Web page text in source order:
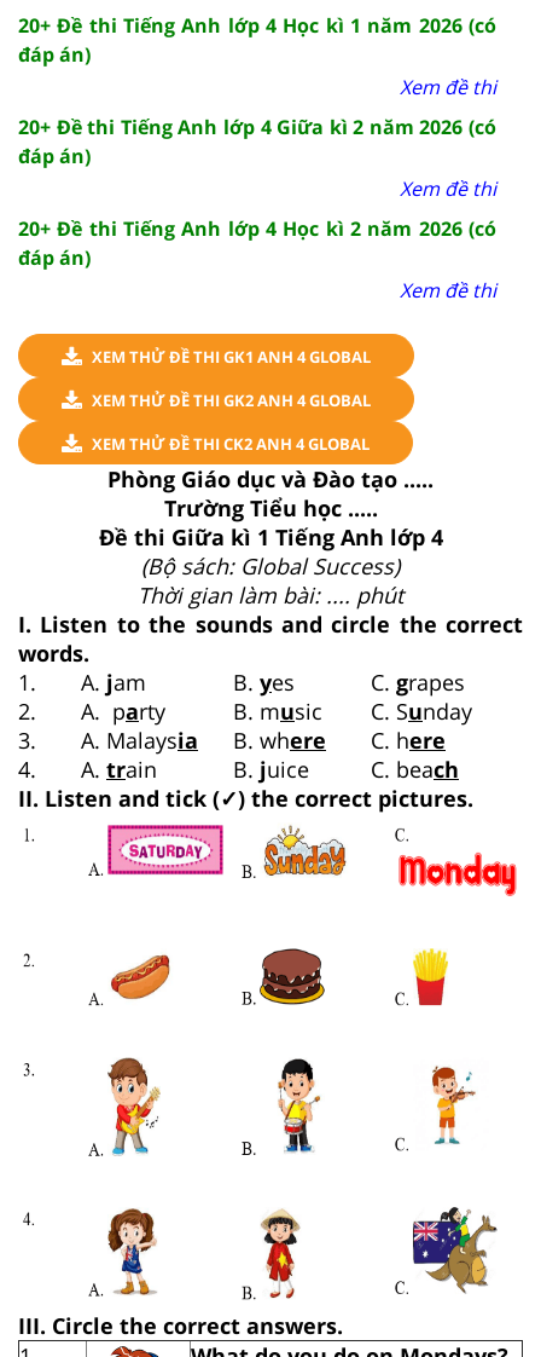
20+ Đề thi Tiếng Anh lớp 4 Học kì 1 năm 2026 (có
đáp án)
Xem đề thi
20+ Đề thi Tiếng Anh lớp 4 Giữa kì 2 năm 2026 (có
đáp án)
Xem đề thi
20+ Đề thi Tiếng Anh lớp 4 Học kì 2 năm 2026 (có
đáp án)
Xem đề thi
XEM THỬ ĐỀ THI GK1 ANH 4 GLOBAL
XEM THỬ ĐỀ THI GK2 ANH 4 GLOBAL
XEM THỬ ĐỀ THI CK2 ANH 4 GLOBAL
Phòng Giáo dục và Đào tạo .....
Trường Tiểu học .....
Đề thi Giữa kì 1 Tiếng Anh lớp 4
(Bộ sách: Global Success)
Thời gian làm bài: .... phút
I. Listen to the sounds and circle the correct
words.
1.
A. jam B. yes C. grapes
2.
A. party B. music C. Sunday
3.
A. Malaysia B. where C. here
4.
A. train B. juice C. beach
II. Listen and tick (✓) the correct pictures.
III. Circle the correct answers.